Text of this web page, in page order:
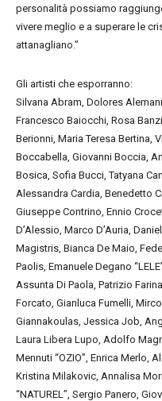
personalità possiamo
vivere meglio e a superare le
attanagliano.”
Gli artisti che esporranno:
Silvana Abram, Dolores
Francesco Baiocchi, Rosa
Berionni, Maria Teresa Bertina,
Boccabella, Giovanni Boccia,
Bosica, Sofia Bucci, Tatyana
Alessandra Cardia, Benedetto
Giuseppe Contrino, Ennio
D’Alessio, Marco D’Auria,
Magistris, Bianca De Maio,
Paolis, Emanuele Degano
Assunta Di Paola, Patrizio
Forcato, Gianluca Fumelli,
Giannakoulas, Jessica Job,
Laura Libera Lupo, Adolfo
Mennuti “OZIO”, Enrica Merlo,
Kristina Milakovic, Annalisa
“NATUREL”, Sergio Panero,